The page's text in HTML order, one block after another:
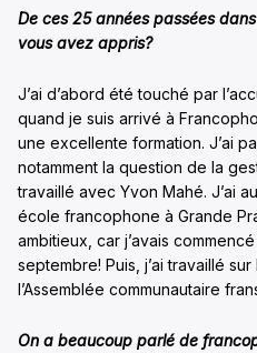
De ces 25 années passées
vous avez appris?
J’ai d’abord été touché par
quand je suis arrivé à
une excellente formation. J’ai
notamment la question de la
travaillé avec Yvon Mahé. J’ai
école francophone à Grande
ambitieux, car j’avais
septembre! Puis, j’ai travaillé
l’Assemblée communautaire
On a beaucoup parlé de